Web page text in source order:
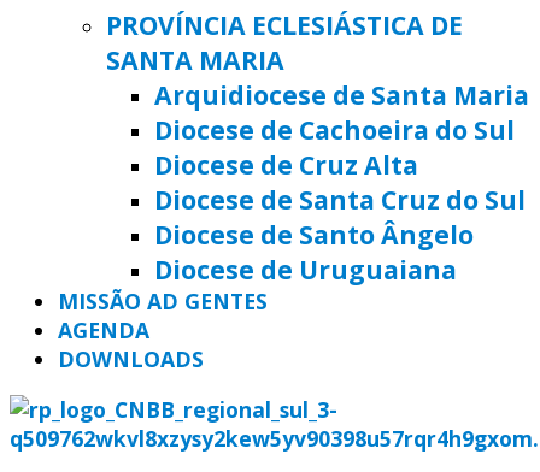
PROVÍNCIA ECLESIÁSTICA DE
SANTA MARIA
Arquidiocese de Santa Maria
Diocese de Cachoeira do Sul
Diocese de Cruz Alta
Diocese de Santa Cruz do Sul
Diocese de Santo Ângelo
Diocese de Uruguaiana
MISSÃO AD GENTES
AGENDA
DOWNLOADS